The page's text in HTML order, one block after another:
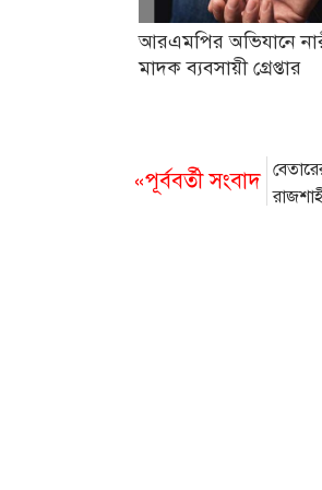
আরএমপির অভিযানে
মাদক ব্যবসায়ী গ্রেপ্তার
«পূর্ববর্তী সংবাদ